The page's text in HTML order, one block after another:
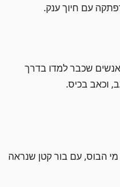
עם חיוך ענק.
שכבר למדו בדרך
וכאב בכיס.
הבוס, עם בור קטן שנראה